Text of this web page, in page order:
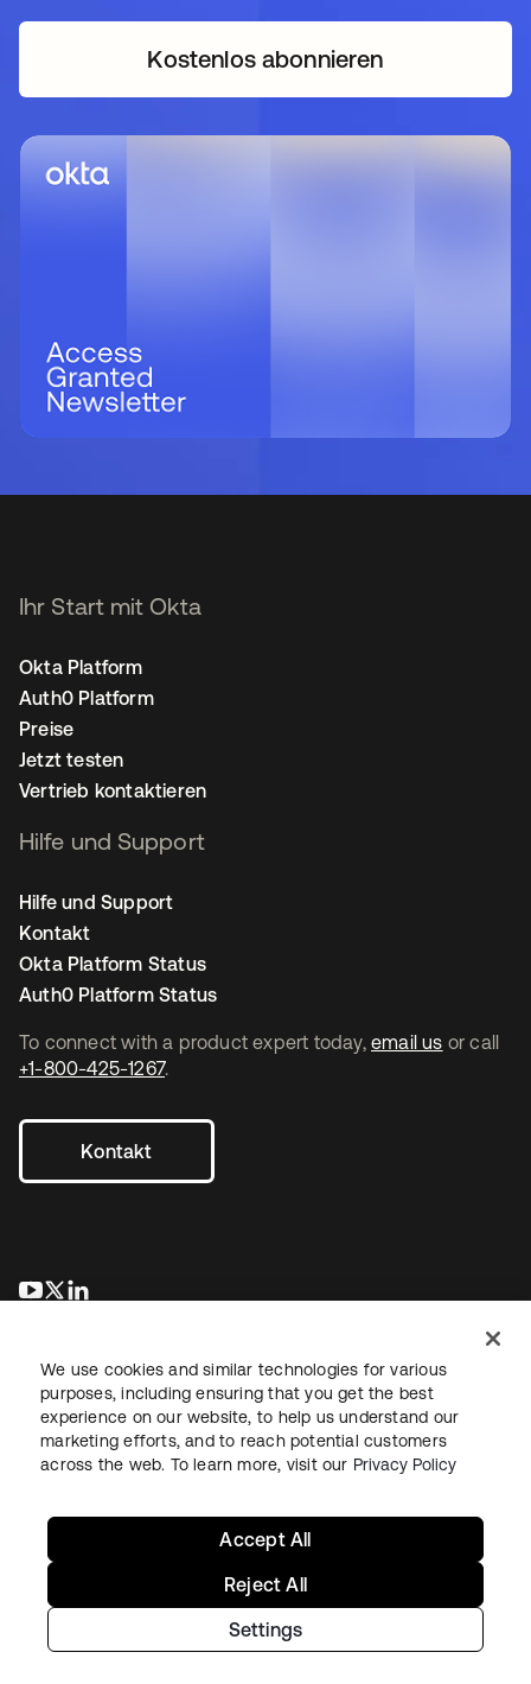
Kostenlos abonnieren
wird in einer neuen
To connect with a product expert today, email us or call
+1-800-425-1267.
Kontakt
wird in einer neuen Registerkarte geöffnet
wird in einer neuen Registerkarte geöffnet
Ihr Start mit Okta
Okta Platform
Auth0 Platform
Preise
Jetzt testen
Vertrieb kontaktieren
Hilfe und Support
Hilfe und Support
Kontakt
Okta Platform Status
Auth0 Platform Status
RechtDatenschutzrichtlinieNutzungsbedingungenSicherheit
Copyright © 2026 Okta. Alle Rechte vorbehalten.
We use cookies and similar technologies for various
purposes, including ensuring that you get the best
experience on our website, to help us understand our
marketing efforts, and to reach potential customers
across the web. To learn more, visit our Privacy Policy
Settings
Reject All
Accept All